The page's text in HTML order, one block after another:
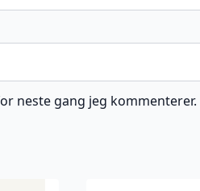
neste gang jeg kommenterer.